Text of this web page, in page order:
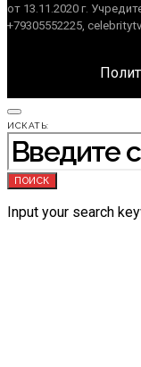
от 13.11.2020 г.
+79305552225,
ИСКАТЬ:
ПОИСК
Input your search